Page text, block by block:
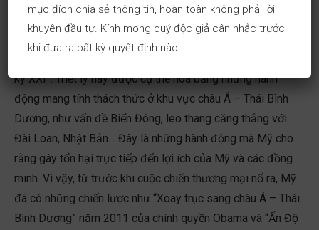
Tiểu Bình những năm 1990, Trung Quốc đã chuyển sang tư
kỷ XXI”. Triết lý này được cụ thể hóa bằng những hành
động mang tính thách thức ở khu vực châu Á – Thái Bình
Dương, như vấn đề Biển Đông, leo thang căng thẳng với
Đài Loan, Nhật Bản… Đây là những hành động mà Mỹ cho
rằng gây tổn hại trực tiếp đến lợi ích của Mỹ và các đồng
minh. Vì vậy, từ trước khi cuộc chiến thương mại nổ ra, Mỹ
đã có những chiến lược như “Xoay trục sang châu Á – Thái
Bình Dương” năm 2011 của chính quyền Obama và “Ấn Độ
mục đích chia sẻ thông tin, hoàn toàn không phải lời
khuyên đầu tư. Kính mong quý độc giả cân nhắc trước
khi đưa ra bất kỳ quyết định nào.